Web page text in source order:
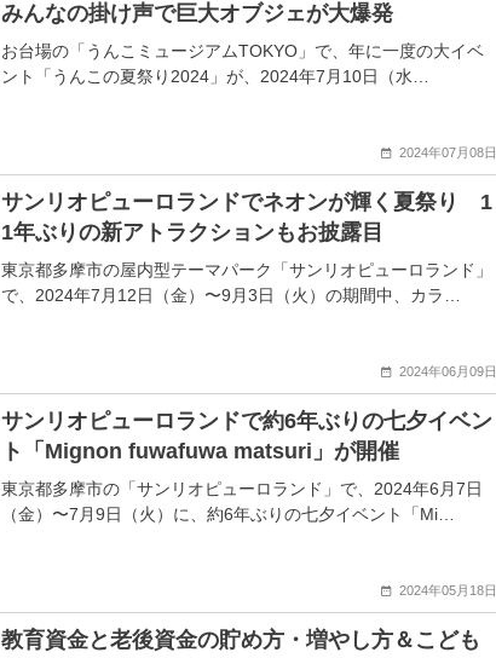
みんなの掛け声で巨大オブジェが大爆発
お台場の「うんこミュージアムTOKYO」で、年に一度の大イベ
ント「うんこの夏祭り2024」が、2024年7月10日（水…
2024年07月08日
サンリオピューロランドでネオンが輝く夏祭り 1
1年ぶりの新アトラクションもお披露目
東京都多摩市の屋内型テーマパーク「サンリオピューロランド」
で、2024年7月12日（金）〜9月3日（火）の期間中、カラ…
2024年06月09日
サンリオピューロランドで約6年ぶりの七夕イベン
ト「Mignon fuwafuwa matsuri」が開催
東京都多摩市の「サンリオピューロランド」で、2024年6月7日
（金）〜7月9日（火）に、約6年ぶりの七夕イベント「Mi…
2024年05月18日
教育資金と老後資金の貯め方・増やし方＆こども